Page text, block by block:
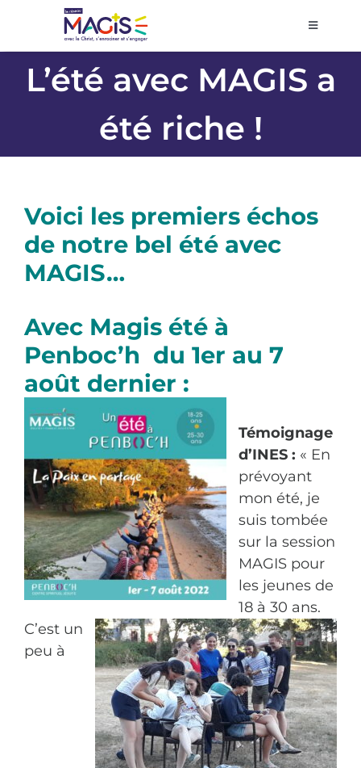
contenu
Toggle
Accueil
Se former
Volontariat
Pôles régionaux
Nous connaître
L’été avec MAGIS a
été riche !
Voici les premiers échos
de notre bel été avec
MAGIS…
Avec Magis été à
Penboc’h du 1er au 7
août dernier :
Témoignage
d’INES : « En
prévoyant
mon été, je
suis tombée
sur la session
MAGIS pour
les jeunes de
18 à 30 ans.
C’est un
peu à